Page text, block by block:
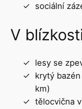
sociální
V
lesy se
krytý
km)
tělocvična